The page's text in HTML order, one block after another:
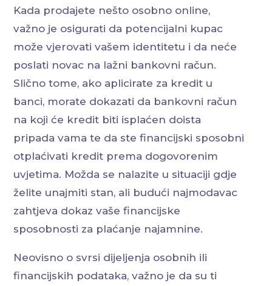
Kada prodajete nešto osobno online,
važno je osigurati da potencijalni kupac
može vjerovati vašem identitetu i da neće
poslati novac na lažni bankovni račun.
Slično tome, ako aplicirate za kredit u
banci, morate dokazati da bankovni račun
na koji će kredit biti isplaćen doista
pripada vama te da ste financijski sposobni
otplaćivati kredit prema dogovorenim
uvjetima. Možda se nalazite u situaciji gdje
želite unajmiti stan, ali budući najmodavac
zahtjeva dokaz vaše financijske
sposobnosti za plaćanje najamnine.
Neovisno o svrsi dijeljenja osobnih ili
financijskih podataka, važno je da su ti